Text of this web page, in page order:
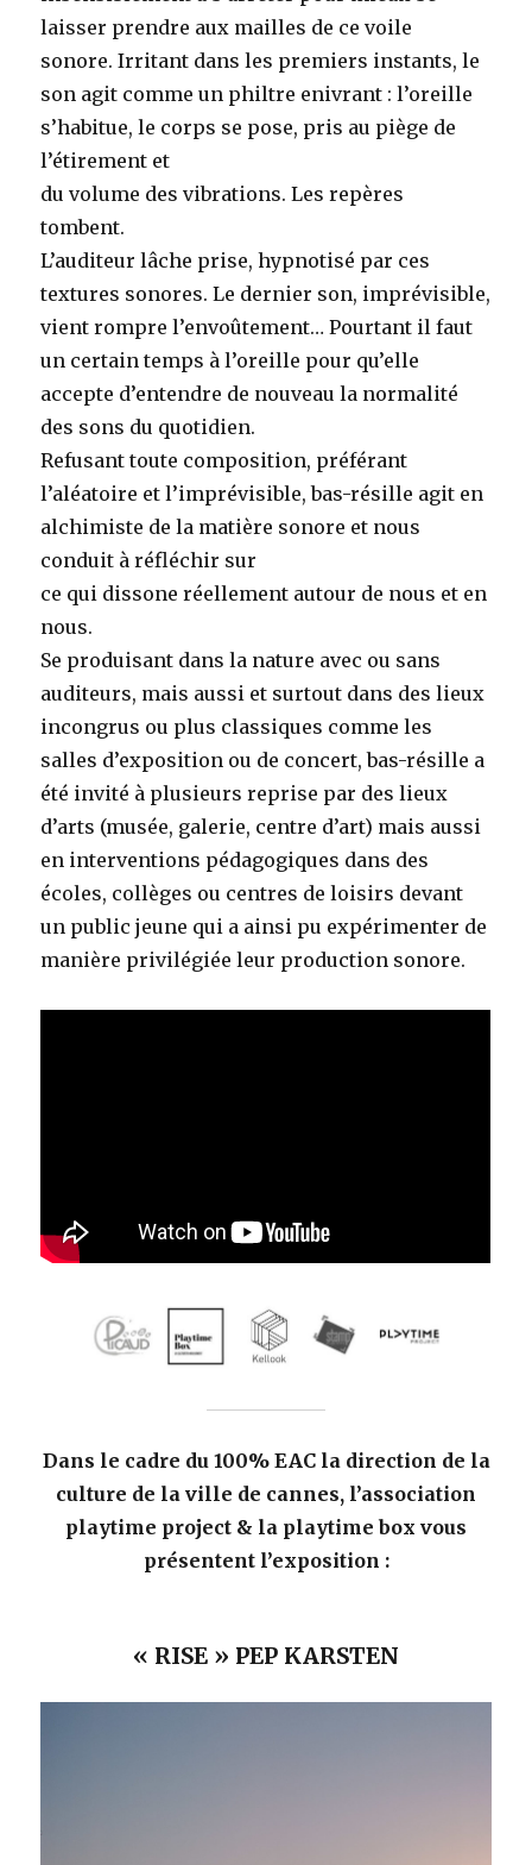
laisser prendre aux mailles de ce voile
sonore. Irritant dans les premiers instants, le
son agit comme un philtre enivrant : l’oreille
s’habitue, le corps se pose, pris au piège de
l’étirement et
du volume des vibrations. Les repères
tombent.
L’auditeur lâche prise, hypnotisé par ces
textures sonores. Le dernier son, imprévisible,
vient rompre l’envoûtement… Pourtant il faut
un certain temps à l’oreille pour qu’elle
accepte d’entendre de nouveau la normalité
des sons du quotidien.
Refusant toute composition, préférant
l’aléatoire et l’imprévisible, bas-résille agit en
alchimiste de la matière sonore et nous
conduit à réfléchir sur
ce qui dissone réellement autour de nous et en
nous.
Se produisant dans la nature avec ou sans
auditeurs, mais aussi et surtout dans des lieux
incongrus ou plus classiques comme les
salles d’exposition ou de concert, bas-résille a
été invité à plusieurs reprise par des lieux
d’arts (musée, galerie, centre d’art) mais aussi
en interventions pédagogiques dans des
écoles, collèges ou centres de loisirs devant
un public jeune qui a ainsi pu expérimenter de
manière privilégiée leur production sonore.
Dans le cadre du 100% EAC la direction de la
culture de la ville de cannes, l’association
playtime project & la playtime box vous
présentent l’exposition :
« RISE » PEP KARSTEN